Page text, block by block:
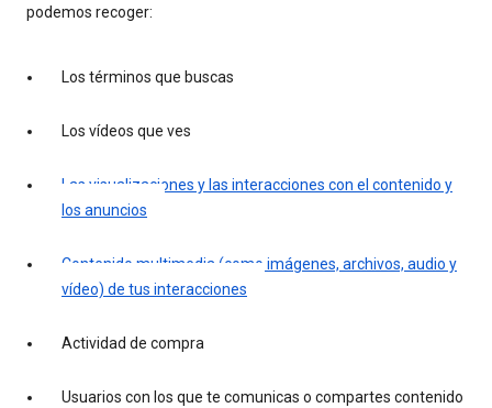
podemos recoger:
Los términos que buscas
Los vídeos que ves
Las visualizaciones y las interacciones con el contenido y
los anuncios
Contenido multimedia (como imágenes, archivos, audio y
vídeo) de tus interacciones
Actividad de compra
Usuarios con los que te comunicas o compartes contenido